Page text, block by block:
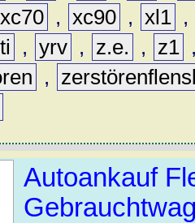
xc70 , xc90 , xl1 ,
, yrv , z.e. , z1
,
Autoankauf